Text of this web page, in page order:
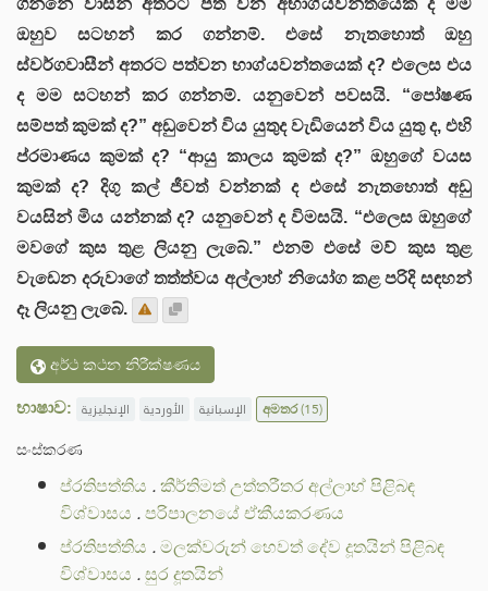
ඔහුව සටහන් කර ගන්නම්. එසේ නැතහොත් ඔහු
ස්වර්ගවාසීන් අතරට පත්වන භාග්යවන්තයෙක් ද? එලෙස එය
ද මම සටහන් කර ගන්නම්. යනුවෙන් පවසයි. “පෝෂණ
සම්පත් කුමක් ද?” අඩුවෙන් විය යුතුද වැඩියෙන් විය යුතු ද, එහි
ප්රමාණය කුමක් ද? “ආයු කාලය කුමක් ද?” ඔහුගේ වයස
කුමක් ද? දිගු කල් ජීවත් වන්නක් ද එසේ නැතහොත් අඩු
වයසින් මිය යන්නක් ද? යනුවෙන් ද විමසයි. “එලෙස ඔහුගේ
මවගේ කුස තුළ ලියනු ලැබේ.” එනම් එසේ මව් කුස තුළ
වැඩෙන දරුවාගේ තත්ත්වය අල්ලාහ් නියෝග කළ පරිදි සඳහන්
දෑ ලියනු ලැබේ.
අර්ථ කථන නිරීක්ෂණය
භාෂාව: الإنجليزية الأوردية الإسبانية අමතර(15)
සංස්කරණ
ප්රතිපත්තිය .කීර්තිමත් උත්තරීතර අල්ලාහ් පිළිබඳ
විශ්වාසය .පරිපාලනයේ ඒකීයකරණය
ප්රතිපත්තිය .මලක්වරුන් හෙවත් දේව දූතයින් පිළිබඳ
විශ්වාසය .සුර දූතයින්